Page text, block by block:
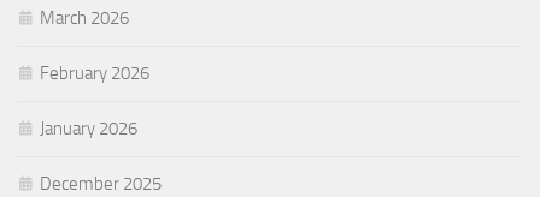
March 2026
February 2026
January 2026
December 2025